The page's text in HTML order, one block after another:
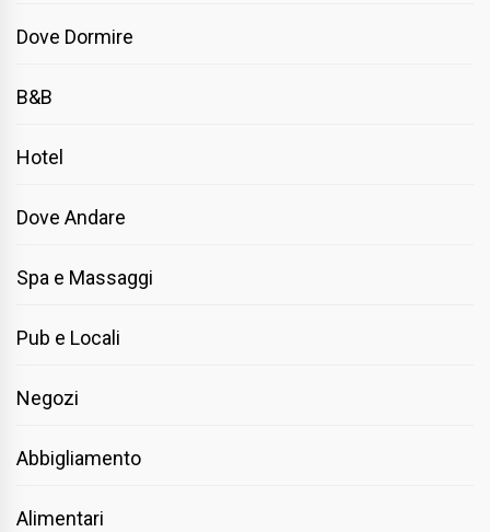
Dove Dormire
B&B
Hotel
Dove Andare
Spa e Massaggi
Pub e Locali
Negozi
Abbigliamento
Alimentari